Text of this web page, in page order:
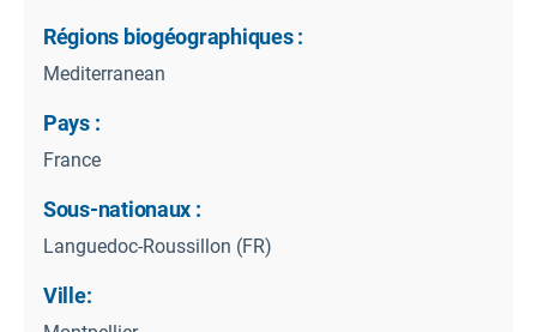
Régions biogéographiques :
Mediterranean
Pays :
France
Sous-nationaux :
Languedoc-Roussillon (FR)
Ville: